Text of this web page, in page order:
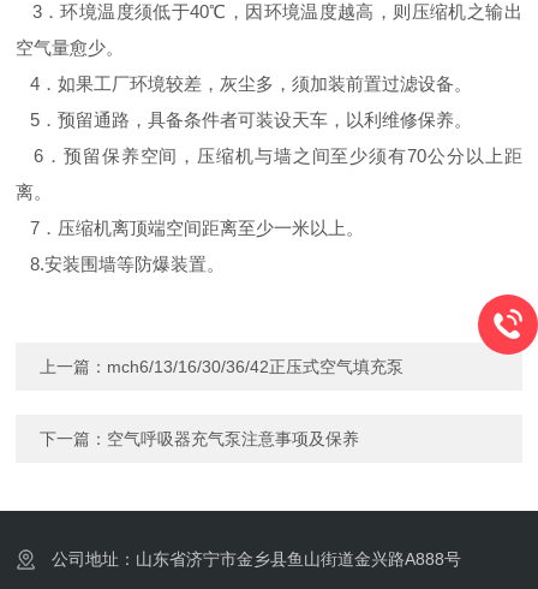
3．环境温度须低于40℃，因环境温度越高，则压缩机之输出
空气量愈少。
4．如果工厂环境较差，灰尘多，须加装前置过滤设备。
5．预留通路，具备条件者可装设天车，以利维修保养。
6．预留保养空间，压缩机与墙之间至少须有70公分以上距
离。
7．压缩机离顶端空间距离至少一米以上。
8.安装围墙等防爆装置。
上一篇： mch6/13/16/30/36/42正压式空气填充泵
下一篇： 空气呼吸器充气泵注意事项及保养
公司地址：山东省济宁市金乡县鱼山街道金兴路A888号